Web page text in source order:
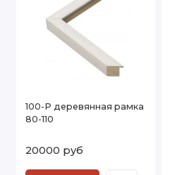
100-Р деревянная рамка
80-110
20000 руб